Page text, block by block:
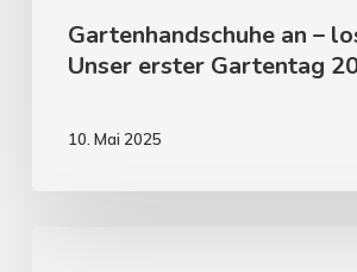
Gartenhandschuhe an –
Unser erster Gartentag
10. Mai 2025